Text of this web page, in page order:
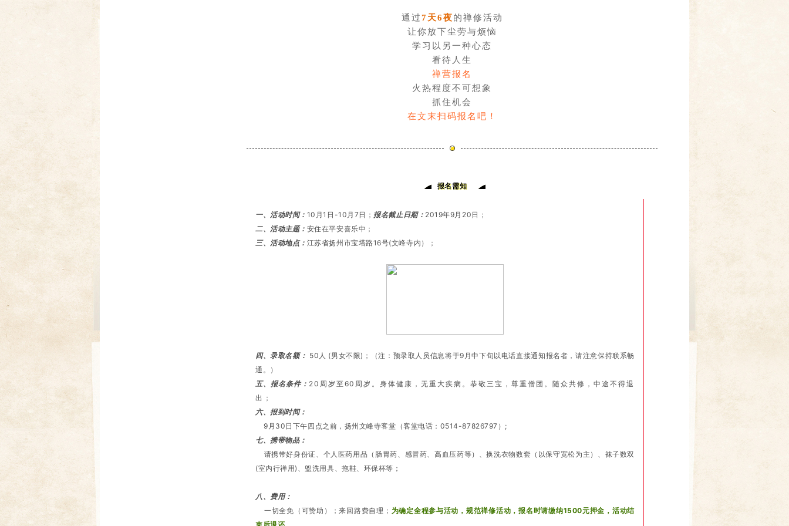
通过7天6夜的禅修活动
让你放下尘劳与烦恼
学习以另一种心态
看待人生
禅营报名
火热程度不可想象
抓住机会
在文末扫码报名吧！
报名需知
一、活动时间： 10月1日-10月7日； 报名截止日期： 2019年9月20日；
二、活动主题： 安住在平安喜乐中；
三、活动地点： 江苏省扬州市宝塔路16号(文峰寺内）；
四、录取名额： 50人 (男女不限)；（注：预录取人员信息将于9月中下旬以电话直接通知报名者，请注意保持联系畅
通。）
五、报名条件： 20周岁至60周岁。身体健康，无重大疾病。恭敬三宝，尊重僧团。随众共修，中途不得退
出；
六、报到时间：
9月30日下午四点之前，扬州文峰寺客堂（客堂电话：0514-87826797）;
七、携带物品：
请携带好身份证、个人医药用品（肠胃药、感冒药、高血压药等）、换洗衣物数套（以保守宽松为主）、袜子数双
(室内行禅用)、盥洗用具、拖鞋、环保杯等；
八、费用：
一切全免（可赞助）；来回路费自理； 为确定全程参与活动，规范禅修活动，报名时请缴纳1500元押金，活动结